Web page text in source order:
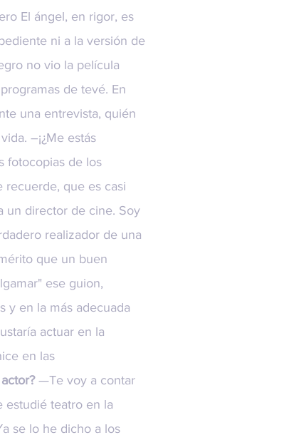
El ángel, en rigor, es
ni a la versión de
no vio la película
de tevé. En
una entrevista, quién
–¡¿Me estás
fotocopias de los
recuerde, que es casi
un director de cine. Soy
realizador de una
que un buen
ese guion,
y en la más adecuada
actuar en la
en las
—Te voy a contar
estudié teatro en la
se lo he dicho a los